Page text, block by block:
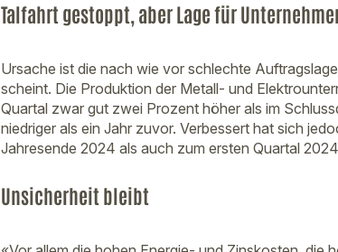
Talfahrt gestoppt, aber Lage für
Ursache ist die nach wie vor schlechte
scheint. Die Produktion der Metall- und
Quartal zwar gut zwei Prozent höher als im
niedriger als ein Jahr zuvor. Verbessert hat sich
Jahresende 2024 als auch zum ersten Quartal
Unsicherheit bleibt